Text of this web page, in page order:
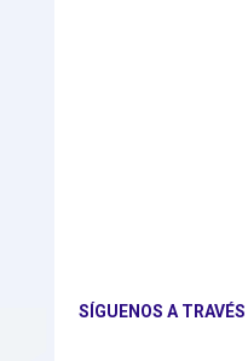
SÍGUENOS A